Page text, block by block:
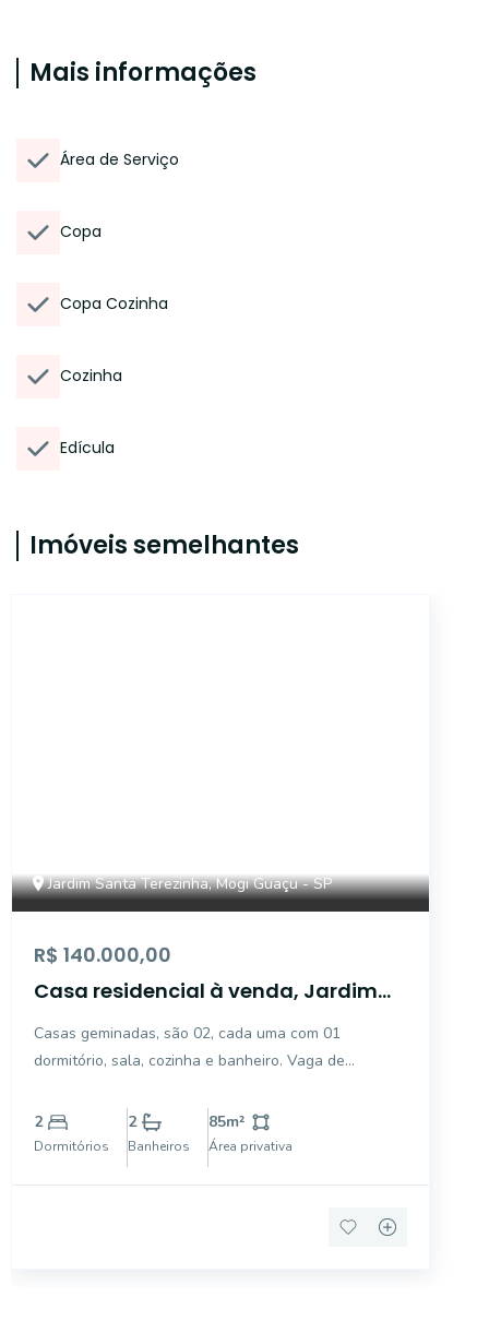
Mais informações
Área de Serviço
Copa
Copa Cozinha
Cozinha
Edícula
Imóveis semelhantes
Jardim Santa Terezinha, Mogi Guaçu - SP
R$ 140.000,00
Casa residencial à venda, Jardim
Casas geminadas, são 02, cada uma com 01
dormitório, sala, cozinha e banheiro. Vaga de
251,20m2.
2
Dormitórios
2
Banheiros
85m²
Área privativa